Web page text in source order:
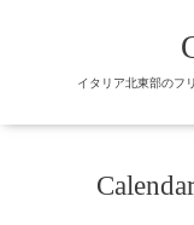
イタリア北東部のフ